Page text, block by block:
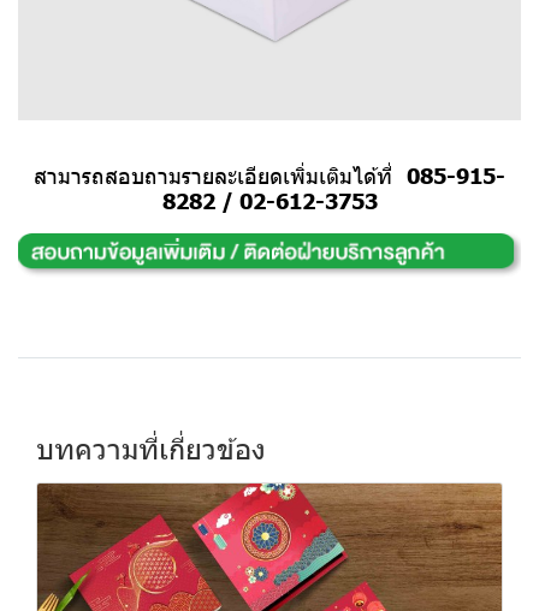
สามารถสอบถามรายละเอียดเพิ่มเติมได้ที่ 085-915-
8282/ 02-612-3753
บทความที่เกี่ยวข้อง